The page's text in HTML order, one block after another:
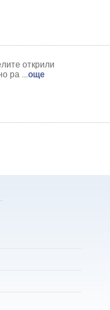
открили
ра ...още